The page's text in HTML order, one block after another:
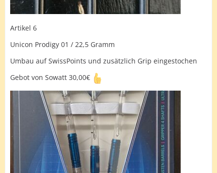
Artikel 6
Unicon Prodigy 01 / 22,5 Gramm
Umbau auf SwissPoints und zusätzlich Grip eingestochen
Gebot von Sowatt 30,00€